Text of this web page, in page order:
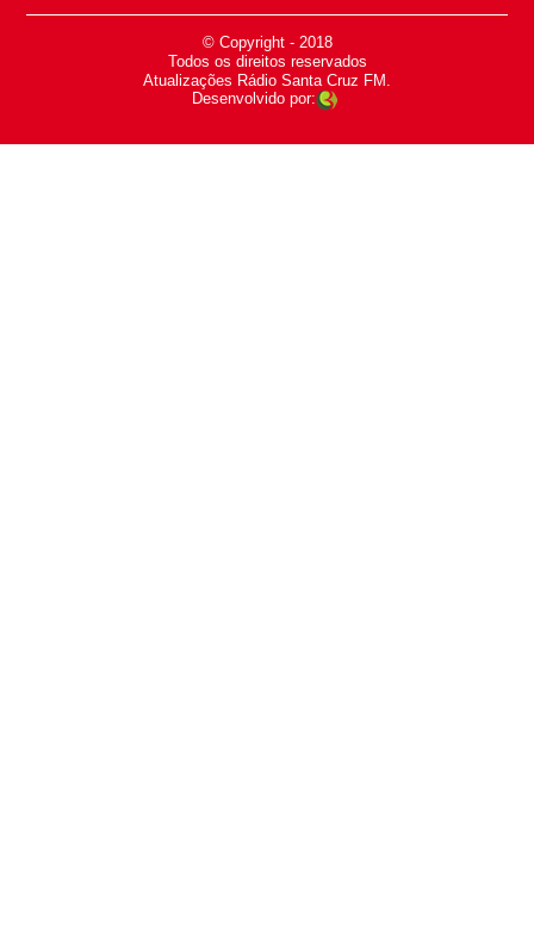
© Copyright - 2018
-
Todos os direitos reservados
-
Atualizações Rádio Santa Cruz FM.
Desenvolvido por: